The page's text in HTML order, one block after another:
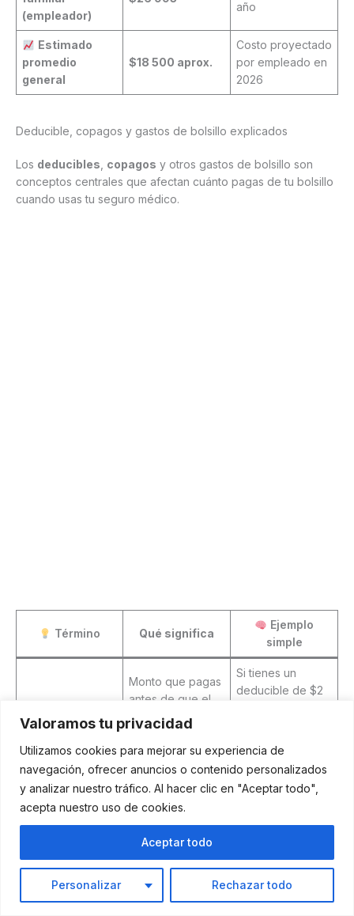
Valoramos tu privacidad
Utilizamos cookies para mejorar su experiencia de
navegación, ofrecer anuncios o contenido personalizados
y analizar nuestro tráfico. Al hacer clic en "Aceptar todo",
acepta nuestro uso de cookies.
Personalizar Rechazar todo
Aceptar todo
(empleador)
año
Estimado
promedio
general
$18 500 aprox.
Costo proyectado
por empleado en
2026
Deducible, copagos y gastos de bolsillo explicados
Los deducibles copagos y otros gastos de bolsillo son
conceptos centrales que afectan cuánto pagas de tu bolsillo
cuando usas tu seguro médico.
Término Qué significa
Ejemplo
simple
Monto que pagas
antes de que el
seguro comience
Si tienes un
deducible de $2
Copago
Pago fijo por
visita o servicio
$25 por consulta
médica
Gastos de
máximos
en un año antes
de que el seguro
cubra el 100 %
todo